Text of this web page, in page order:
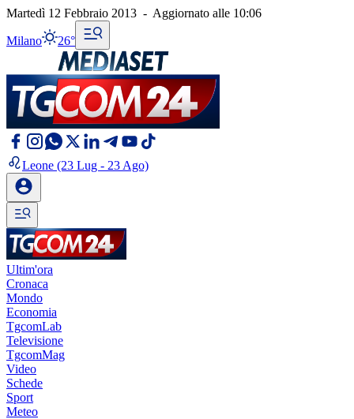
Martedì 12 Febbraio 2013 - Aggiornato alle 10:06
Milano 26°
Leone (23 Lug - 23 Ago)
Ultim'ora
Cronaca
Mondo
Economia
TgcomLab
Televisione
TgcomMag
Video
Schede
Sport
Meteo